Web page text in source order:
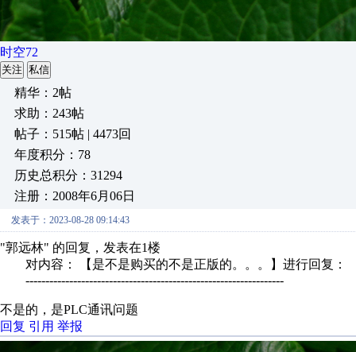
时空72
关注 私信
精华：2帖
求助：243帖
帖子：515帖 | 4473回
年度积分：78
历史总积分：31294
注册：2008年6月06日
发表于：2023-08-28 09:14:43
"郭远林" 的回复，发表在1楼
对内容： 【是不是购买的不是正版的。。。】进行回复：
-----------------------------------------------------------------
不是的，是PLC通讯问题
回复 引用 举报